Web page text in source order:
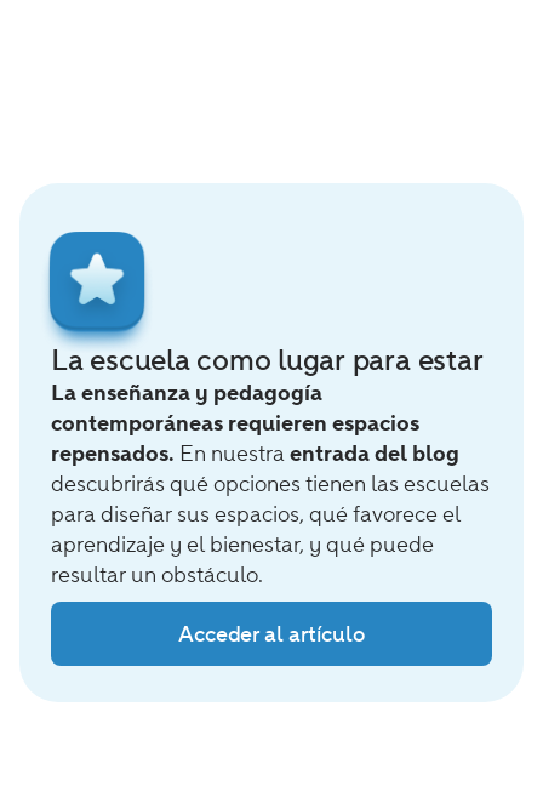
La escuela como lugar para estar
La enseñanza y pedagogía
contemporáneas requieren espacios
repensados. En nuestra entrada del blog
descubrirás qué opciones tienen las escuelas
para diseñar sus espacios, qué favorece el
aprendizaje y el bienestar, y qué puede
resultar un obstáculo.
Acceder al artículo